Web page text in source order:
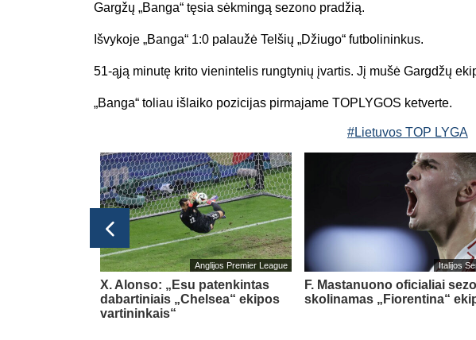
Gargžų „Banga“ tęsia sėkmingą sezono pradžią.
Išvykoje „Banga“ 1:0 palaužė Telšių „Džiugo“ futbolininkus.
51-ąją minutę krito vienintelis rungtynių įvartis. Jį mušė Gargdžų
„Banga“ toliau išlaiko pozicijas pirmajame TOPLYGOS ketverte.
#Lietuvos TOP LYGA
Anglijos Premier League
X. Alonso: „Esu patenkintas
dabartiniais „Chelsea“ ekipos
vartininkais“
Italijos
F. Mastanuono oficialiai
skolinamas „Fiorentina“